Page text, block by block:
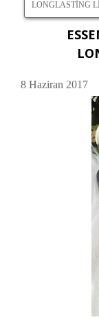
LONGLASTİNG
8 Haziran 2017